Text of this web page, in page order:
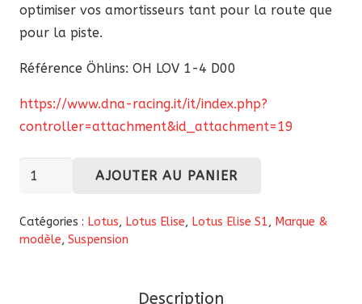
optimiser vos amortisseurs tant pour la route que
pour la piste.
Référence Öhlins: OH LOV 1-4 D00
https://www.dna-racing.it/it/index.php?
controller=attachment&id_attachment=19
quantité
Kit
amortisseurs
AJOUTER AU PANIER
Catégories : Lotus, Lotus Elise, Lotus Elise S1, Marque &
modèle, Suspension
Description